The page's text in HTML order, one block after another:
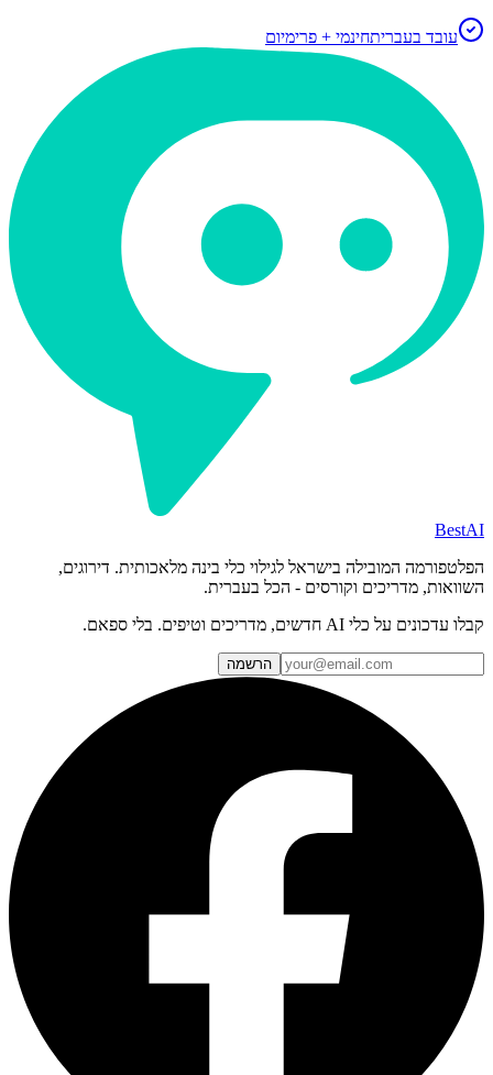
עובד בעבריתחינמי + פרימיום
BestAI
הפלטפורמה המובילה בישראל לגילוי כלי בינה מלאכותית. דירוגים,
השוואות, מדריכים וקורסים - הכל בעברית.
קבלו עדכונים על כלי AI חדשים, מדריכים וטיפים. בלי ספאם.
הרשמה